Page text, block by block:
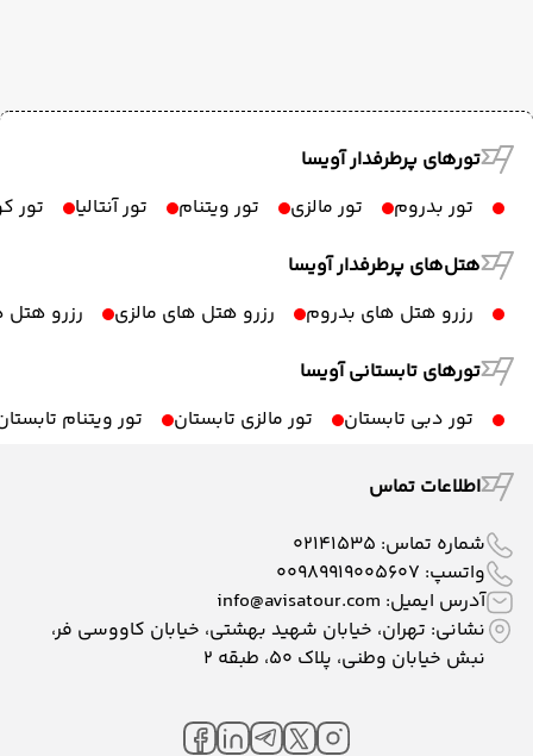
تورهای پرطرفدار آویسا
تور بدروم
تور مالزی تور ویتنام تور آنتالیا
تور
هتل‌های پرطرفدار آویسا
رزرو هتل های بدروم
رزرو هتل های مالزی
رزرو هتل
تورهای تابستانی آویسا
تور دبی تابستان
تور مالزی تابستان تور ویتنام
اطلاعات تماس
شماره تماس: 02141535
واتسپ: 00989919005607
آدرس ایمیل: info@avisatour.com
نشانی: تهران، خیابان شهید بهشتی، خیابان کاووسی فر،
نبش خیابان وطنی، پلاک ۵۰، طبقه 2